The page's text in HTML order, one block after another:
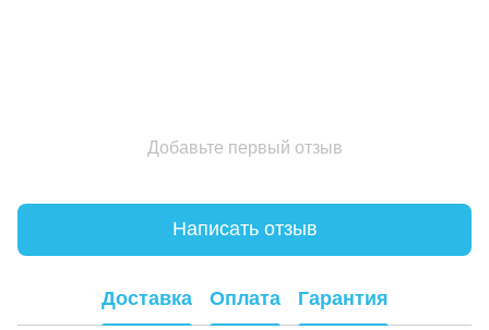
Добавьте первый отзыв
Написать отзыв
Доставка Оплата Гарантия